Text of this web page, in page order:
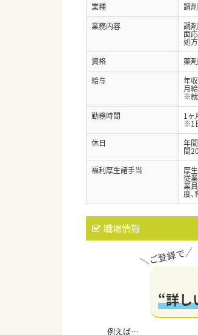
業種
調
業務内容
調
面
処
資格
薬
給与
年
月
※就
勤務時間
1ヶ
※1
休日
年
間
福利厚生諸手当
厚
従
業
度
職場情報
“詳し